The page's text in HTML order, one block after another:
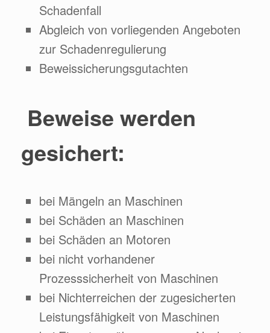
Schadenfall
Abgleich von vorliegenden Angeboten
zur Schadenregulierung
Beweissicherungsgutachten
Beweise werden
gesichert:
bei Mängeln an Maschinen
bei Schäden an Maschinen
bei Schäden an Motoren
bei nicht vorhandener
Prozesssicherheit von Maschinen
bei Nichterreichen der zugesicherten
Leistungsfähigkeit von Maschinen